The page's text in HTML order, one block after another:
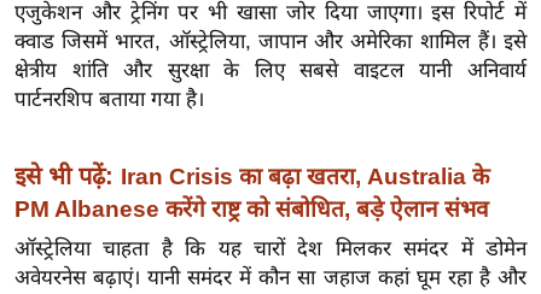
ज
न
ज
ग
बॉ
ली
वु
ड
एजुकेशन और ट्रेनिंग पर भी खासा जोर दिया जाएगा। इस रिपोर्ट में
क्वाड जिसमें भारत, ऑस्ट्रेलिया, जापान और अमेरिका शामिल हैं। इसे
क्षेत्रीय शांति और सुरक्षा के लिए सबसे वाइटल यानी अनिवार्य
पार्टनरशिप बताया गया है।
इसे भी पढ़ें: Iran Crisis का बढ़ा खतरा, Australia के
PM Albanese करेंगे राष्ट्र को संबोधित, बड़े ऐलान संभव
ऑस्ट्रेलिया चाहता है कि यह चारों देश मिलकर समंदर में डोमेन
अवेयरनेस बढ़ाएं। यानी समंदर में कौन सा जहाज कहां घूम रहा है और